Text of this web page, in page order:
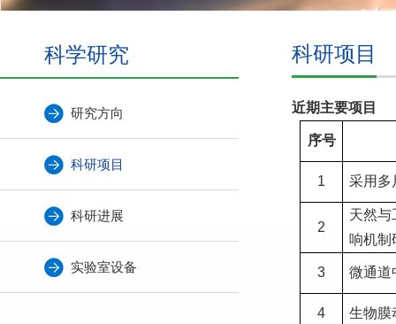
科学研究
研究方向
科研项目
科研进展
实验室设备
科研项目
近期主要项目
序号
1 采用多
2
天然与
响机制
3 微通道
4 生物膜